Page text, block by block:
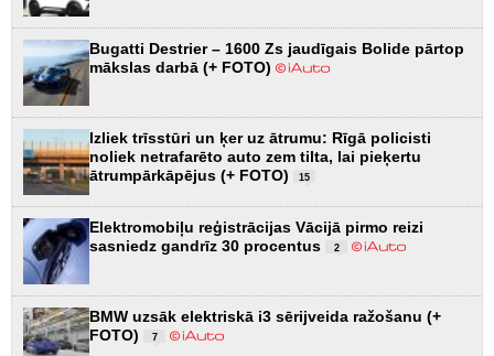
Bugatti Destrier – 1600 Zs jaudīgais Bolide pārtop
mākslas darbā (+ FOTO)
Izliek trīsstūri un ķer uz ātrumu: Rīgā policisti
noliek netrafarēto auto zem tilta, lai pieķertu
ātrumpārkāpējus (+ FOTO)
15
Elektromobiļu reģistrācijas Vācijā pirmo reizi
sasniedz gandrīz 30 procentus
2
BMW uzsāk elektriskā i3 sērijveida ražošanu (+
FOTO)
7